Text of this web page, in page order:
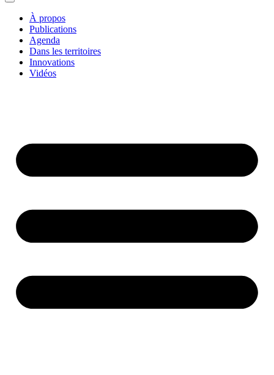
À propos
Publications
Agenda
Dans les territoires
Innovations
Vidéos